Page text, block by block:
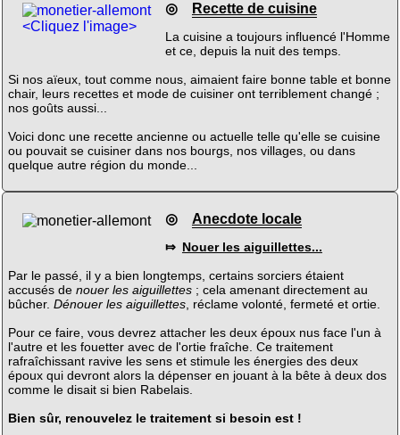
<Cliquez l'image>
◎ Recette de cuisine
La cuisine a toujours influencé l'Homme
et ce, depuis la nuit des temps.
Si nos aïeux, tout comme nous, aimaient faire bonne table et bonne
chair, leurs recettes et mode de cuisiner ont terriblement changé ;
nos goûts aussi...
Voici donc une recette ancienne ou actuelle telle qu'elle se cuisine
ou pouvait se cuisiner dans nos bourgs, nos villages, ou dans
quelque autre région du monde...
◎ Anecdote locale
⤇ Nouer les aiguillettes...
Par le passé, il y a bien longtemps, certains sorciers étaient
accusés de nouer les aiguillettes; cela amenant directement au
bûcher. Dénouer les aiguillettes, réclame volonté, fermeté et ortie.
Pour ce faire, vous devrez attacher les deux époux nus face l'un à
l'autre et les fouetter avec de l'ortie fraîche. Ce traitement
rafraîchissant ravive les sens et stimule les énergies des deux
époux qui devront alors la dépenser en jouant à la bête à deux dos
comme le disait si bien Rabelais.
Bien sûr, renouvelez le traitement si besoin est !